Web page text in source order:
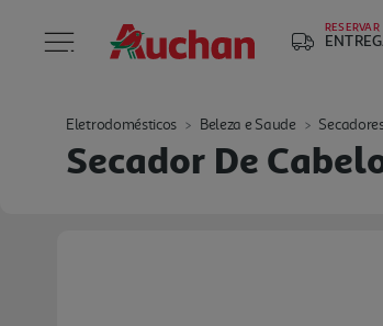
RESERVAR
Eletrodomésticos Beleza e Saude
Secador De